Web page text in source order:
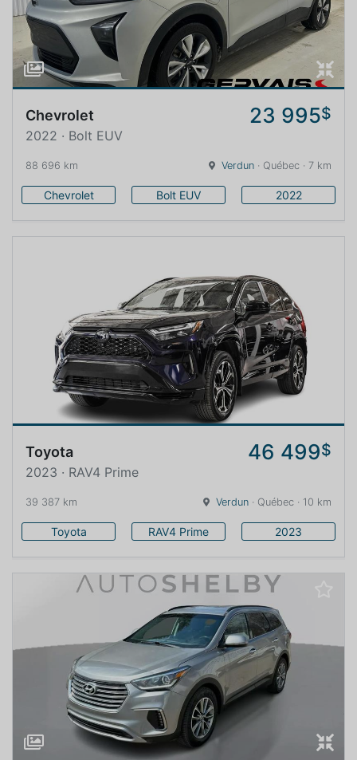
Chevrolet 23 995$
2022 · Bolt EUV
88 696 km Verdun · Québec · 7 km
Chevrolet Bolt EUV 2022
Toyota 46 499$
2023 · RAV4 Prime
39 387 km Verdun · Québec · 10 km
Toyota RAV4 Prime 2023